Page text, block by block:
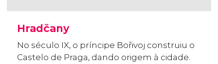
Hradčany
No século IX, o príncipe Bořivoj construiu o
Castelo de Praga, dando origem à cidade.